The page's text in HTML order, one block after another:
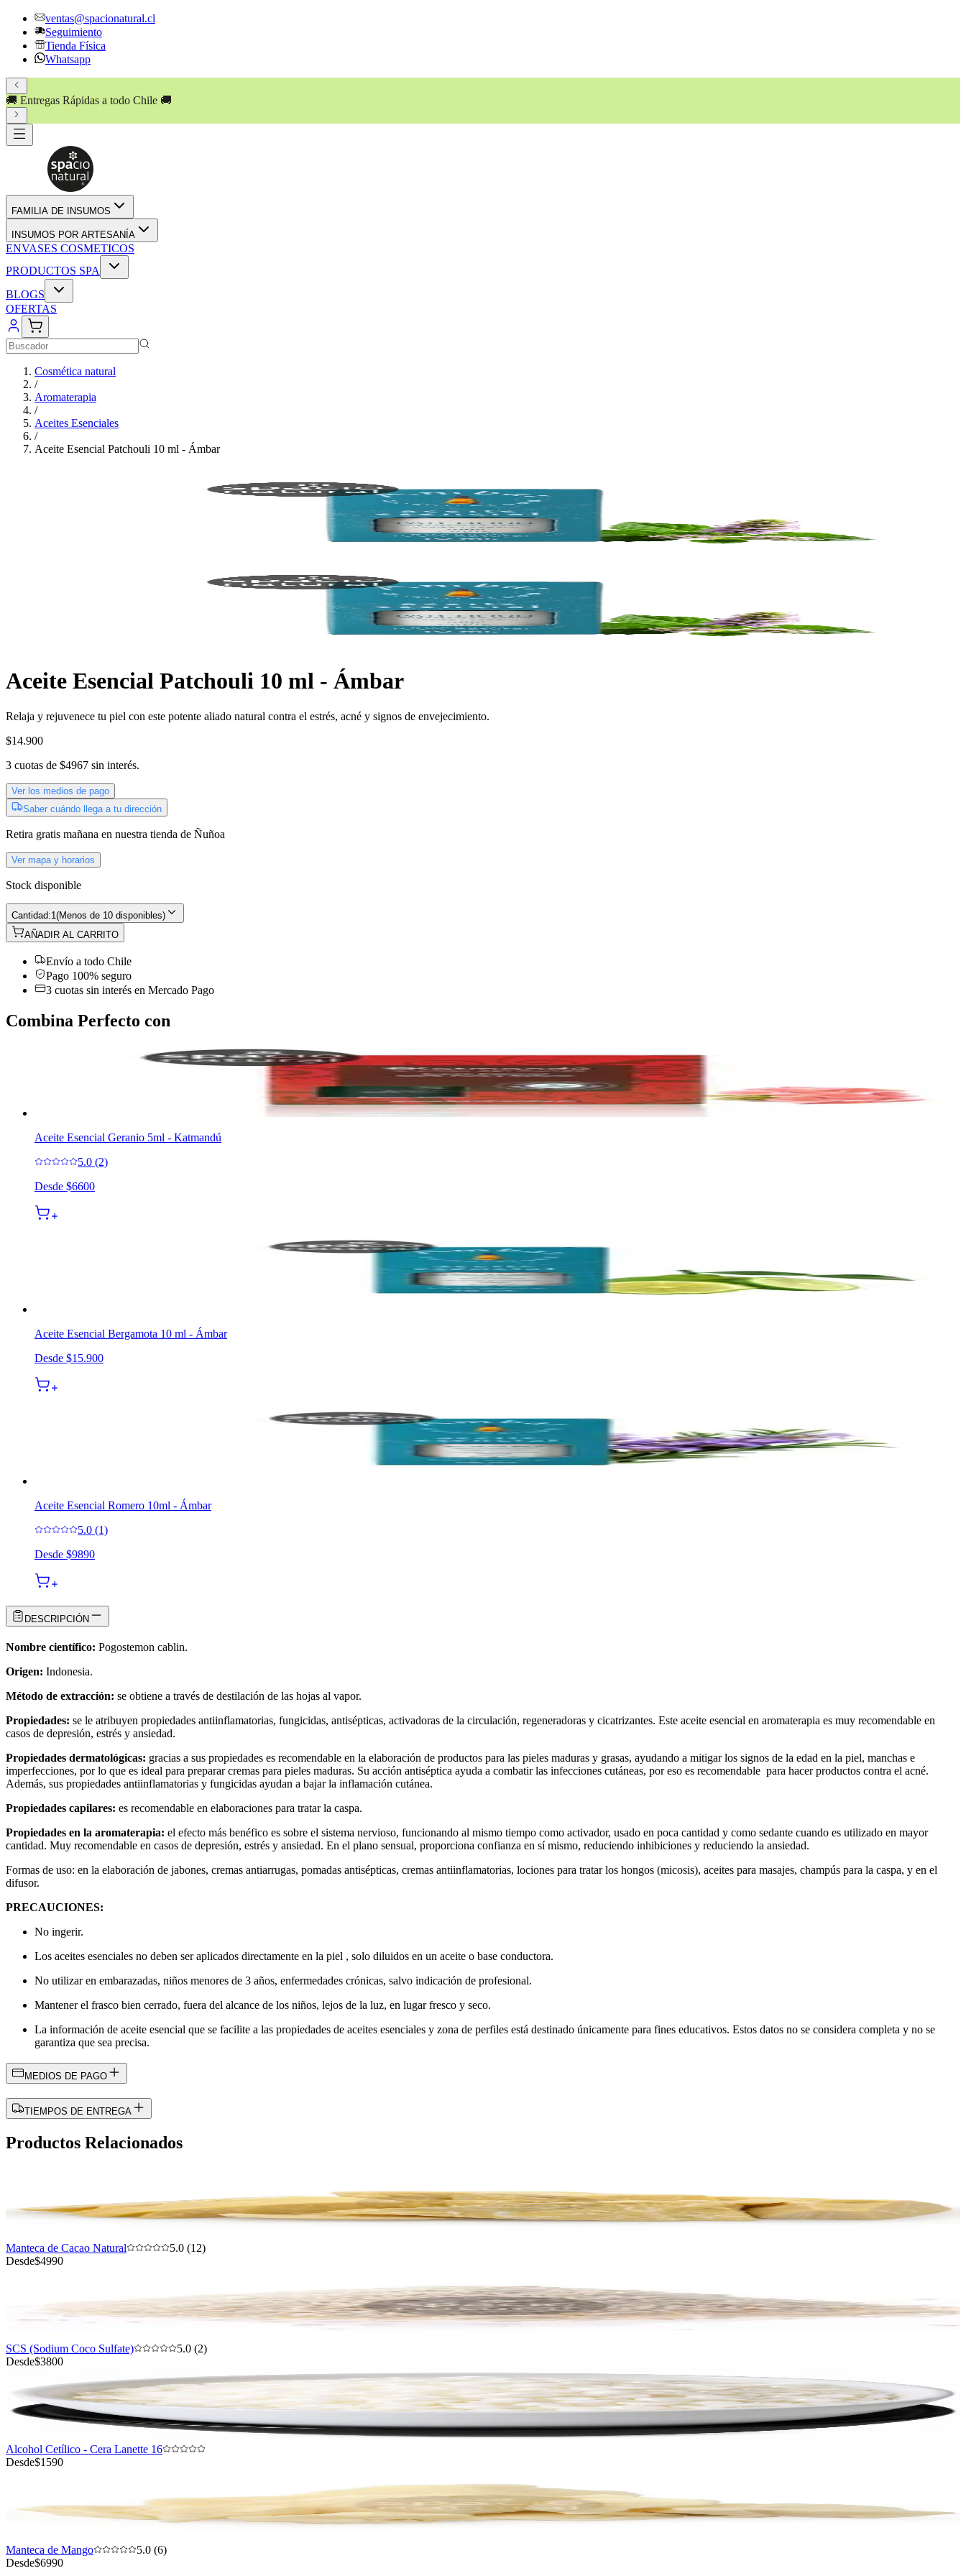
ventas@spacionatural.cl
Seguimiento
Tienda Física
Whatsapp
🚚 Entregas Rápidas a todo Chile 🚚
FAMILIA DE INSUMOS
INSUMOS POR ARTESANÍA
ENVASES COSMETICOS
PRODUCTOS SPA
BLOGS
OFERTAS
Cosmética natural
/
Aromaterapia
/
Aceites Esenciales
/
Aceite Esencial Patchouli 10 ml - Ámbar
Aceite Esencial Patchouli 10 ml - Ámbar
Relaja y rejuvenece tu piel con este potente aliado natural contra el estrés, acné y signos de envejecimiento.
$14.900
3 cuotas de $4967 sin interés.
Ver los medios de pago
Saber cuándo llega a tu dirección
Retira gratis mañana en nuestra tienda de Ñuñoa
Ver mapa y horarios
Stock disponible
Cantidad:1 (Menos de 10 disponibles)
AÑADIR AL CARRITO
Envío a todo Chile
Pago 100% seguro
3 cuotas sin interés en Mercado Pago
Combina Perfecto con
Aceite Esencial Geranio 5ml - Katmandú
5.0 (2)
Desde $6600
Aceite Esencial Bergamota 10 ml - Ámbar
Desde $15.900
Aceite Esencial Romero 10ml - Ámbar
5.0 (1)
Desde $9890
DESCRIPCIÓN
Nombre científico: Pogostemon cablin.
Origen: Indonesia.
Método de extracción: se obtiene a través de destilación de las hojas al vapor.
Propiedades: se le atribuyen propiedades antiinflamatorias, fungicidas, antisépticas, activadoras de la circulación, regeneradoras y cicatrizantes. Este aceite esencial en aromaterapia es muy recomendable en
casos de depresión, estrés y ansiedad.
Propiedades dermatológicas: gracias a sus propiedades es recomendable en la elaboración de productos para las pieles maduras y grasas, ayudando a mitigar los signos de la edad en la piel, manchas e
imperfecciones, por lo que es ideal para preparar cremas para pieles maduras. Su acción antiséptica ayuda a combatir las infecciones cutáneas, por eso es recomendable para hacer productos contra el acné.
Además, sus propiedades antiinflamatorias y fungicidas ayudan a bajar la inflamación cutánea.
Propiedades capilares: es recomendable en elaboraciones para tratar la caspa.
Propiedades en la aromaterapia: el efecto más benéfico es sobre el sistema nervioso, funcionando al mismo tiempo como activador, usado en poca cantidad y como sedante cuando es utilizado en mayor
cantidad. Muy recomendable en casos de depresión, estrés y ansiedad. En el plano sensual, proporciona confianza en sí mismo, reduciendo inhibiciones y reduciendo la ansiedad.
Formas de uso: en la elaboración de jabones, cremas antiarrugas, pomadas antisépticas, cremas antiinflamatorias, lociones para tratar los hongos (micosis), aceites para masajes, champús para la caspa, y en el
difusor.
PRECAUCIONES:
No ingerir.
Los aceites esenciales no deben ser aplicados directamente en la piel , solo diluidos en un aceite o base conductora.
No utilizar en embarazadas, niños menores de 3 años, enfermedades crónicas, salvo indicación de profesional.
Mantener el frasco bien cerrado, fuera del alcance de los niños, lejos de la luz, en lugar fresco y seco.
La información de aceite esencial que se facilite a las propiedades de aceites esenciales y zona de perfiles está destinado únicamente para fines educativos. Estos datos no se considera completa y no se
garantiza que sea precisa.
MEDIOS DE PAGO
TIEMPOS DE ENTREGA
Productos Relacionados
Manteca de Cacao Natural
5.0 (12)
Desde$4990
SCS (Sodium Coco Sulfate)
5.0 (2)
Desde$3800
Alcohol Cetílico - Cera Lanette 16
Desde$1590
Manteca de Mango
5.0 (6)
Desde$6990